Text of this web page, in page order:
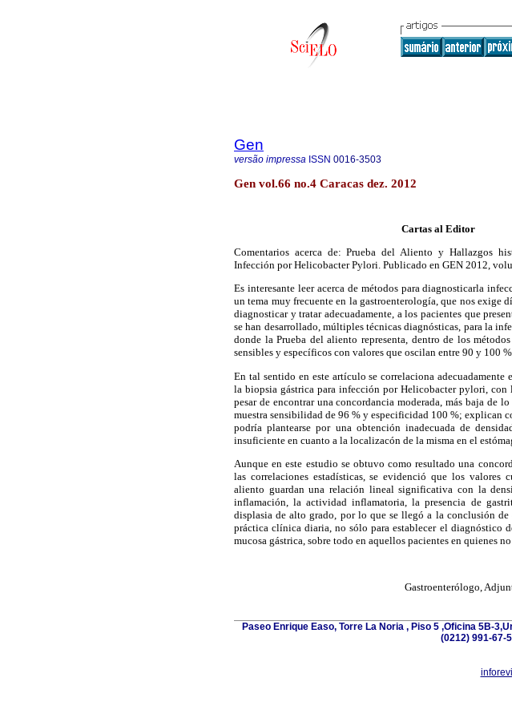
Gen
versão impressa ISSN 0016-3503
Gen vol.66 no.4 Caracas dez. 2012
Cartas al Editor
Comentarios acerca de: Prueba del Aliento y Hallazgos
Infección por Helicobacter Pylori. Publicado en GEN 2012,
Es interesante leer acerca de métodos para diagnosticarla
un tema muy frecuente en la gastroenterología, que nos exige
diagnosticar y tratar adecuadamente, a los pacientes que
se han desarrollado, múltiples técnicas diagnósticas, para la
donde la Prueba del aliento representa, dentro de los
sensibles y específicos con valores que oscilan entre 90 y 100
En tal sentido en este artículo se correlaciona
la biopsia gástrica para infección por Helicobacter pylori, con
pesar de encontrar una concordancia moderada, más baja de
muestra sensibilidad de 96 % y especificidad 100 %; explican
podría plantearse por una obtención inadecuada de
insuficiente en cuanto a la localizacón de la misma en el
Aunque en este estudio se obtuvo como resultado una
las correlaciones estadísticas, se evidenció que los valores
aliento guardan una relación lineal significativa con la
inflamación, la actividad inflamatoria, la presencia de
displasia de alto grado, por lo que se llegó a la conclusión
práctica clínica diaria, no sólo para establecer el
mucosa gástrica, sobre todo en aquellos pacientes en quienes
Gastroenterólogo,
Paseo Enrique Easo, Torre La Noria , Piso 5 ,Oficina 5B-
(0212) 991-67-